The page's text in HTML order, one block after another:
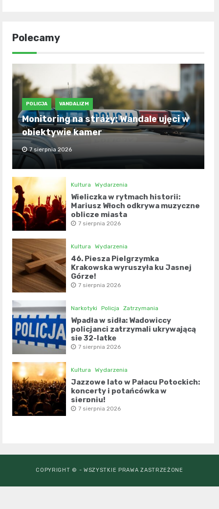
Polecamy
POLICJA VANDALIZM
Monitoring na straży: Wandale ujęci w
obiektywie kamer
7 sierpnia 2026
Kultura Wydarzenia
Wieliczka w rytmach historii:
Mariusz Włoch odkrywa muzyczne
oblicze miasta
7 sierpnia 2026
Kultura Wydarzenia
46. Piesza Pielgrzymka
Krakowska wyruszyła ku Jasnej
Górze!
7 sierpnia 2026
Narkotyki Policja Zatrzymania
Wpadła w sidła: Wadowiccy
policjanci zatrzymali ukrywającą
się 32-latkę
7 sierpnia 2026
Kultura Wydarzenia
Jazzowe lato w Pałacu Potockich:
koncerty i potańcówka w
sierpniu!
7 sierpnia 2026
COPYRIGHT © - WSZYSTKIE PRAWA ZASTRZEŻONE